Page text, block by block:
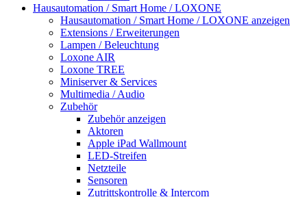
Hausautomation / Smart Home / LOXONE
Hausautomation / Smart Home / LOXONE anzeigen
Extensions / Erweiterungen
Lampen / Beleuchtung
Loxone AIR
Loxone TREE
Miniserver & Services
Multimedia / Audio
Zubehör
Zubehör anzeigen
Aktoren
Apple iPad Wallmount
LED-Streifen
Netzteile
Sensoren
Zutrittskontrolle & Intercom